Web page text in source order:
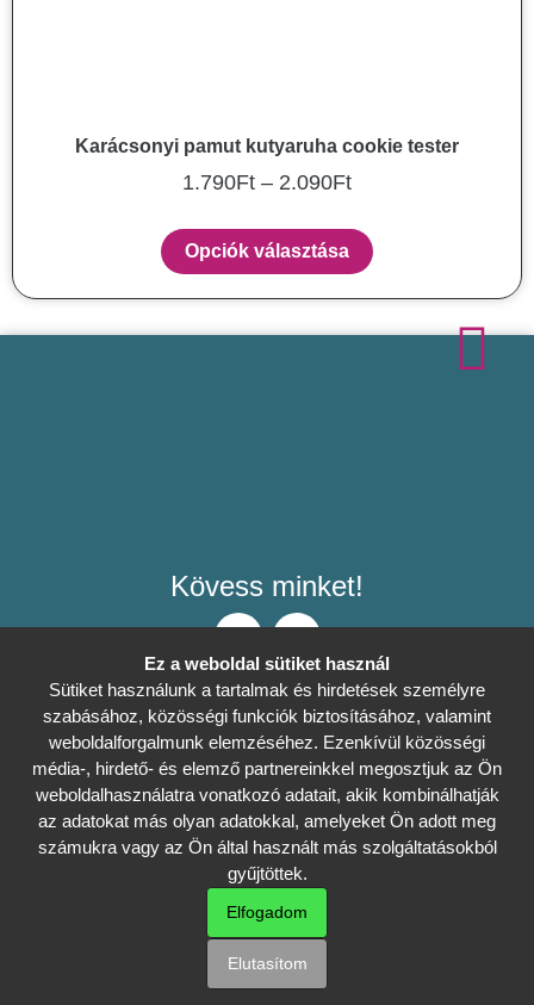
Karácsonyi pamut kutyaruha cookie tester
1.790Ft – 2.090Ft
Opciók választása
Kövess minket!
Általános Szerződési Feltételek
Adatkezelési tájékoztató
Sütibeállítások Nincs döntés
Szállítási és fizetési információk
Háziállatod álma - Minden jog fenntartva ©
Webáruházunkat Marketinges Erika és csapata készítette
Ez a weboldal sütiket használ
Sütiket használunk a tartalmak és hirdetések személyre
szabásához, közösségi funkciók biztosításához, valamint
weboldalforgalmunk elemzéséhez. Ezenkívül közösségi
média-, hirdető- és elemző partnereinkkel megosztjuk az Ön
weboldalhasználatra vonatkozó adatait, akik kombinálhatják
az adatokat más olyan adatokkal, amelyeket Ön adott meg
számukra vagy az Ön által használt más szolgáltatásokból
gyűjtöttek.
Elfogadom
Elutasítom